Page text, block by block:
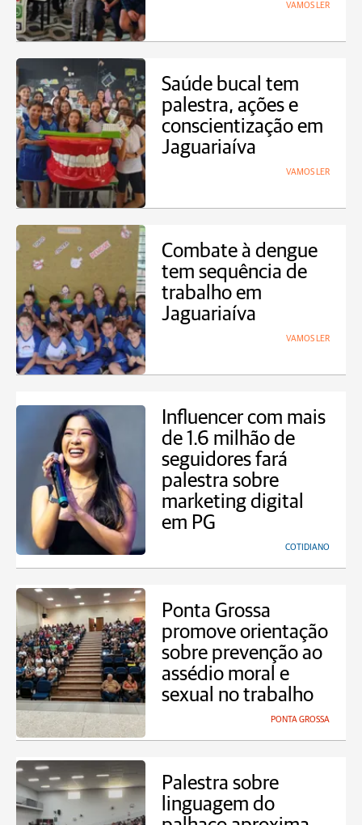
VAMOS LER
Saúde bucal tem
palestra, ações e
conscientização em
Jaguariaíva
VAMOS LER
Combate à dengue
tem sequência de
trabalho em
Jaguariaíva
VAMOS LER
Influencer com mais
de 1.6 milhão de
seguidores fará
palestra sobre
marketing digital
em PG
COTIDIANO
Ponta Grossa
promove orientação
sobre prevenção ao
assédio moral e
sexual no trabalho
PONTA GROSSA
Palestra sobre
linguagem do